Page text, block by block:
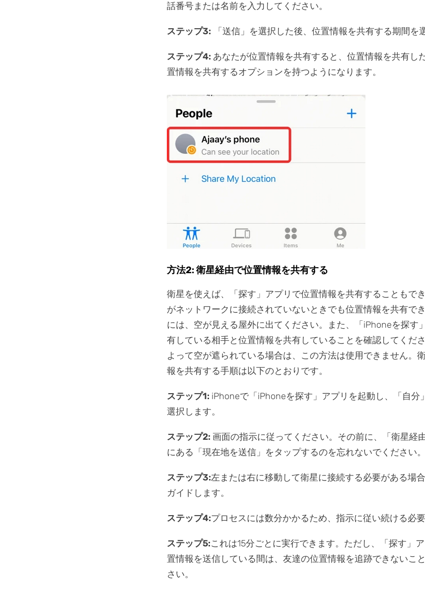
話番号または名前を入力してください。
ステップ3: 「送信」を選択した後、位置情報を共有する期間を
ステップ4: あなたが位置情報を共有すると、位置情報を共有し
置情報を共有するオプションを持つようになります。
方法2: 衛星経由で位置情報を共有する
衛星を使えば、「探す」アプリで位置情報を共有することもで
がネットワークに接続されていないときでも位置情報を共有で
には、空が見える屋外に出てください。また、「iPhoneを探す
有している相手と位置情報を共有していることを確認してくだ
よって空が遮られている場合は、この方法は使用できません。
報を共有する手順は以下のとおりです。
ステップ1: iPhoneで「iPhoneを探す」アプリを起動し、「自分
選択します。
ステップ2: 画面の指示に従ってください。その前に、「衛星経
にある「現在地を送信」をタップするのを忘れないでください。
ステップ3:左または右に移動して衛星に接続する必要がある場
ガイドします。
ステップ4:プロセスには数分かかるため、指示に従い続ける必要
ステップ5:これは15分ごとに実行できます。ただし、「探す」
置情報を送信している間は、友達の位置情報を追跡できないこ
さい。